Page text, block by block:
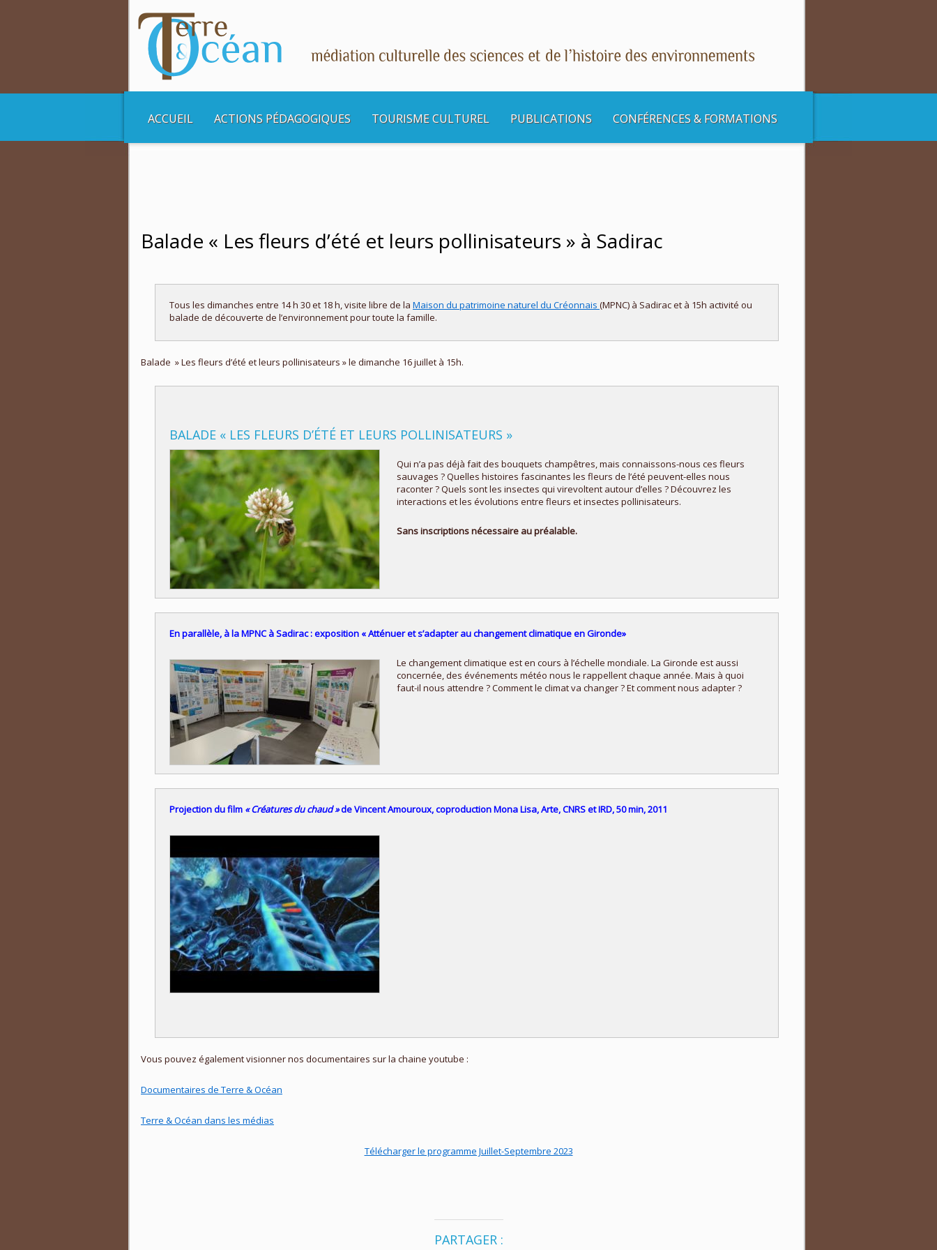
ACCUEIL ACTIONS PÉDAGOGIQUES TOURISME CULTUREL PUBLICATIONS CONFÉRENCES & FORMATIONS
Balade « Les fleurs d’été et leurs pollinisateurs » à Sadirac
Tous les dimanches entre 14 h 30 et 18 h, visite libre de la Maison du patrimoine naturel du Créonnais (MPNC) à Sadirac et à 15h activité ou
balade de découverte de l’environnement pour toute la famille.
Balade » Les fleurs d’été et leurs pollinisateurs » le dimanche 16 juillet à 15h.
BALADE « LES FLEURS D’ÉTÉ ET LEURS POLLINISATEURS »
Qui n’a pas déjà fait des bouquets champêtres, mais connaissons-nous ces fleurs
sauvages ? Quelles histoires fascinantes les fleurs de l’été peuvent-elles nous
raconter ? Quels sont les insectes qui virevoltent autour d’elles ? Découvrez les
interactions et les évolutions entre fleurs et insectes pollinisateurs.
Sans inscriptions nécessaire au préalable.
En parallèle, à la MPNC à Sadirac : exposition « Atténuer et s’adapter au changement climatique en Gironde»
Le changement climatique est en cours à l’échelle mondiale. La Gironde est aussi
concernée, des événements météo nous le rappellent chaque année. Mais à quoi
faut-il nous attendre ? Comment le climat va changer ? Et comment nous adapter ?
Projection du film « Créatures du chaud »de Vincent Amouroux, coproduction Mona Lisa, Arte, CNRS et IRD, 50 min, 2011
Vous pouvez également visionner nos documentaires sur la chaine youtube :
Documentaires de Terre & Océan
Terre & Océan dans les médias
Télécharger le programme Juillet-Septembre 2023
PARTAGER :